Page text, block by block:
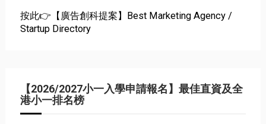
按此👉【廣告創科提案】Best Marketing Agency /
Startup Directory
【2026/2027小一入學申請報名】最佳直資及全
港小一排名榜